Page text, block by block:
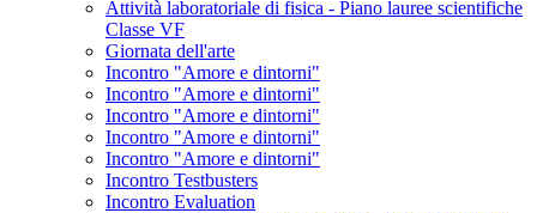
Attività laboratoriale di fisica - Piano lauree scientifiche
Classe VF
Giornata dell'arte
Incontro "Amore e dintorni"
Incontro "Amore e dintorni"
Incontro "Amore e dintorni"
Incontro "Amore e dintorni"
Incontro "Amore e dintorni"
Incontro Testbusters
Incontro Evaluation